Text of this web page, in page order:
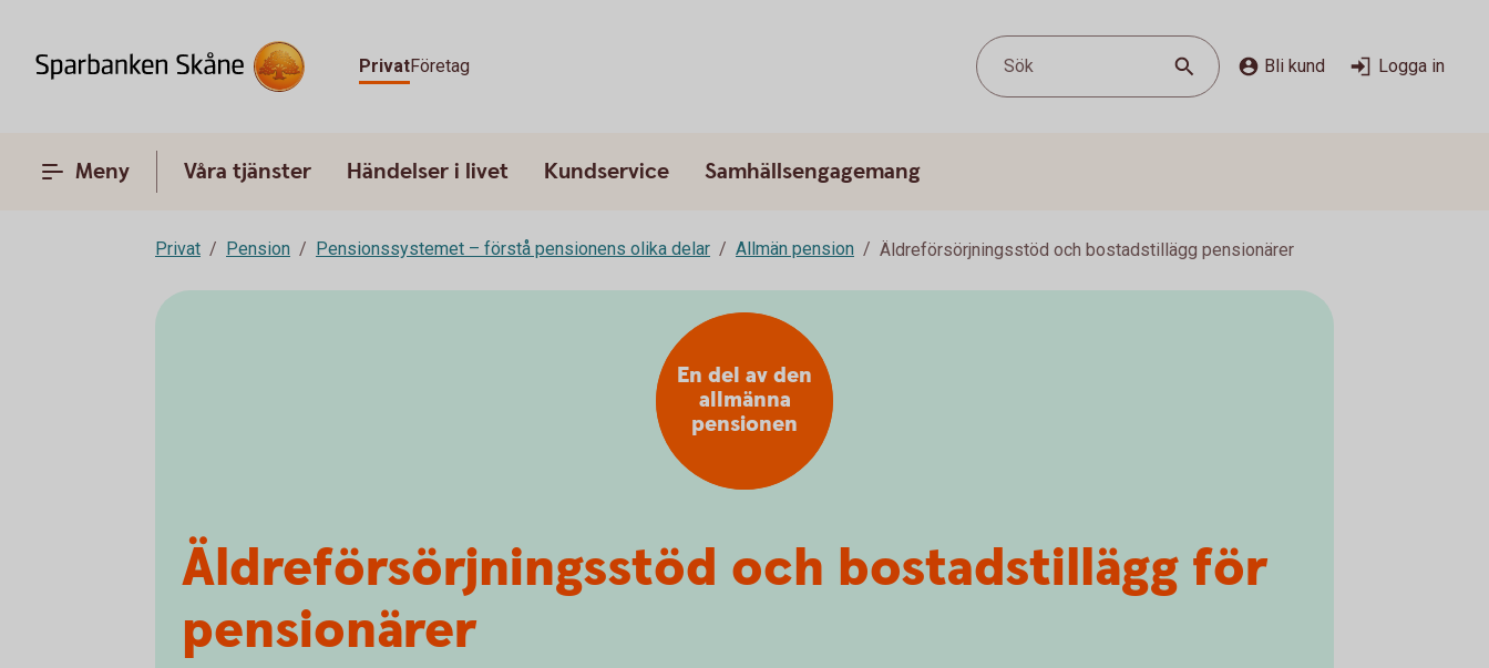
PrivatFöretag Sök Bli kund Logga in
Meny Våra tjänster Händelser i livet Kundservice Samhällsengagemang
Privat Pension Pensionssystemet – förstå pensionens olika delar Allmän pension Äldreförsörjningsstöd och bostadstillägg pensionärer
Äldreförsörjningsstöd och bostadstillägg för
pensionärer
En del av den
allmänna
pensionen